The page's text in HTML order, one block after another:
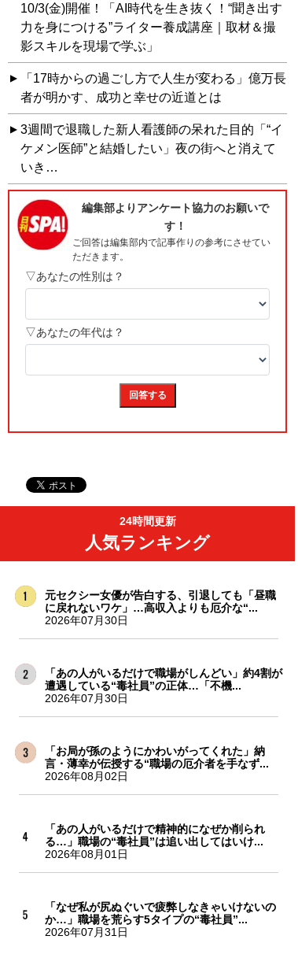
10/3(金)開催！「AI時代を生き抜く！“聞き出す
力を身につける”ライター養成講座｜取材＆撮
影スキルを現場で学ぶ」
「17時からの過ごし方で人生が変わる」億万長
者が明かす、成功と幸せの近道とは
3週間で退職した新人看護師の呆れた目的「“イ
ケメン医師”と結婚したい」夜の街へと消えて
いき…
24時間更新
人気ランキング
元セクシー女優が告白する、引退しても「昼職
に戻れないワケ」…高収入よりも厄介な“...
2026年07月30日
「あの人がいるだけで職場がしんどい」約4割が
遭遇している“毒社員”の正体…「不機...
2026年07月30日
「お局が孫のようにかわいがってくれた」納
言・薄幸が伝授する“職場の厄介者を手なず...
2026年08月02日
「あの人がいるだけで精神的になぜか削られ
る…」職場の“毒社員”は追い出してはいけ...
2026年08月01日
「なぜ私が尻ぬぐいで疲弊しなきゃいけないの
か…」職場を荒らす5タイプの“毒社員”...
2026年07月31日